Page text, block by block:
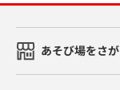
あそび場をさ